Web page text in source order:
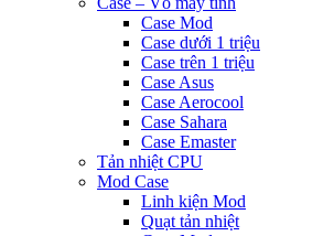
Case Mod
Case dưới 1 triệu
Case trên 1 triệu
Case Asus
Case Aerocool
Case Sahara
Case Emaster
Tản nhiệt CPU
Mod Case
Linh kiện Mod
Quạt tản nhiệt